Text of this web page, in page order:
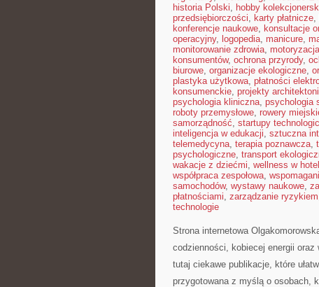
historia Polski, hobby
przedsiębiorczości, karty płatnicze,
konferencje naukowe, konsultacje
operacyjny, logopedia, manicure,
monitorowanie zdrowia,
konsumentów, ochrona przyrody,
biurowe, organizacje ekologiczne,
plastyka użytkowa, płatności
konsumenckie, projekty
psychologia kliniczna, psychologia
roboty przemysłowe, rowery
samorządność, startupy
inteligencja w edukacji, sztuczna
telemedycyna, terapia poznawcza,
psychologiczne, transport
wakacje z dziećmi, wellness w
współpraca zespołowa,
samochodów, wystawy naukowe,
płatnościami, zarządzanie ryzykiem
technologie
Strona internetowa
codzienności, kobiecej energii
tutaj ciekawe publikacje, które
przygotowana z myślą o osobach,